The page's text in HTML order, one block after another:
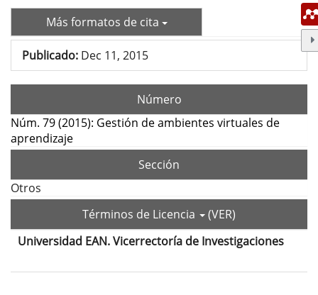
Más formatos de cita
Publicado: Dec 11, 2015
Número
Núm. 79 (2015): Gestión de ambientes virtuales de
aprendizaje
Sección
Otros
Términos de Licencia
(VER)
Contenido
principal
Universidad EAN. Vicerrectoría de Investigaciones